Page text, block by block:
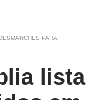
PARA
lista